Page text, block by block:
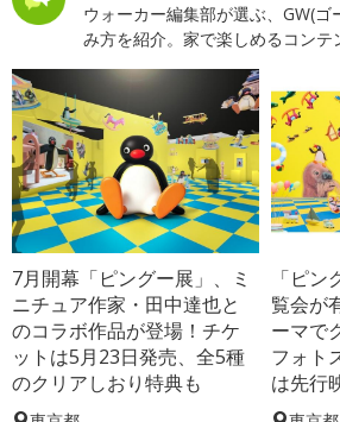
ウォーカー編集部が選ぶ、GW(ゴ
み方を紹介。家で楽しめるコンテ
7月開幕「ピングー展」、ミ
ニチュア作家・田中達也と
のコラボ作品が登場！チケ
ットは5月23日発売、全5種
のクリアしおり特典も
「ピ
覧会が
ーマで
フォト
は先行